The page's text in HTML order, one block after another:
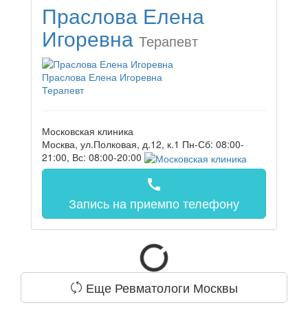
Праслова Елена
Игоревна Терапевт
Праслова Елена Игоревна
Терапевт
Московская клиника
Москва, ул.Полковая, д.12, к.1 Пн-Сб: 08:00-
21:00, Вс: 08:00-20:00
call
Запись на приемпо телефону
Еще Ревматологи Москвы